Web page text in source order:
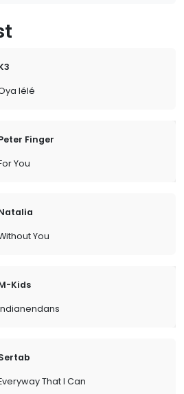
lélé
Finger
You
You
Kids
That I Can